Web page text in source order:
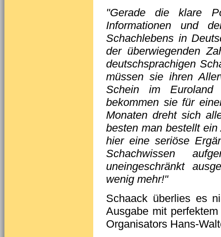
"Gerade die klare
Informationen und
Schachlebens in
der überwiegenden
deutschsprachigen
müssen sie ihren
Schein im Euroland
bekommen sie für
Monaten dreht sich
besten man bestellt
hier eine seriöse
Schachwissen
uneingeschränkt
wenig mehr!"
Schaack überlies es
Ausgabe mit
Organisators Hans-